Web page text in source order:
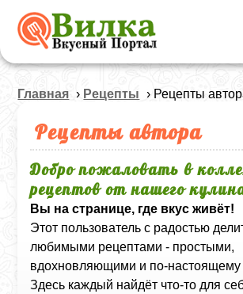
Главная › Рецепты › Рецепты
Рецепты автора
Добро пожаловать в
рецептов от нашего
Вы на странице, где вкус живёт!
Этот пользователь с радостью
любимыми рецептами - простыми,
вдохновляющими и по-настоящему
Здесь каждый найдёт что-то для